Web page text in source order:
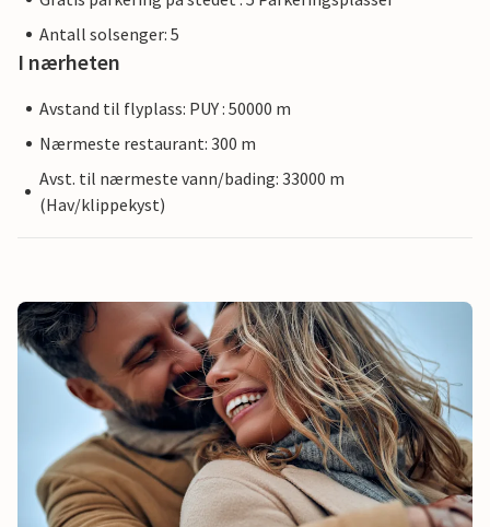
Antall solsenger: 5
I nærheten
Avstand til flyplass: PUY : 50000 m
Nærmeste restaurant: 300 m
Avst. til nærmeste vann/bading: 33000 m
(Hav/klippekyst)